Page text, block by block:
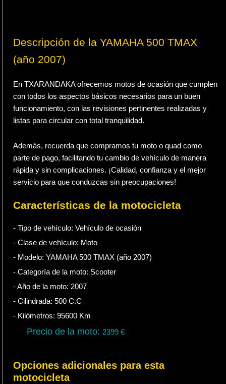
Descripción de la YAMAHA 500 TMAX
(año 2007)
En TXARANDAKA ofrecemos motos de ocasión que cumplen
con todos los aspectos básicos necesarios para un buen
funcionamiento, con las revisiones pertinentes realizadas y
listas para circular con total tranquilidad.
Además, recuerda que compramos tu moto o quad como
parte de pago, facilitando tu cambio de vehículo de manera
rápida y sin complicaciones. ¡Calidad, confianza y el mejor
servicio para que conduzcas sin preocupaciones!
Características de la motocicleta
- Tipo de vehículo: Vehículo de ocasión
- Clase de vehículo: Moto
- Modelo: YAMAHA 500 TMAX (año 2007)
- Categoría de la moto: Scooter
- Año de la moto: 2007
- Cilindrada: 500 C.C
- Kilómetros: 95600 Km
Precio de la moto: 2399€
Opciones adicionales para esta
motocicleta